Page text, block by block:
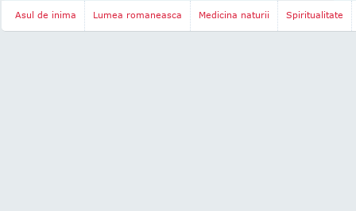
Asul de inima Lumea romaneasca Medicina naturii Spiritualitate